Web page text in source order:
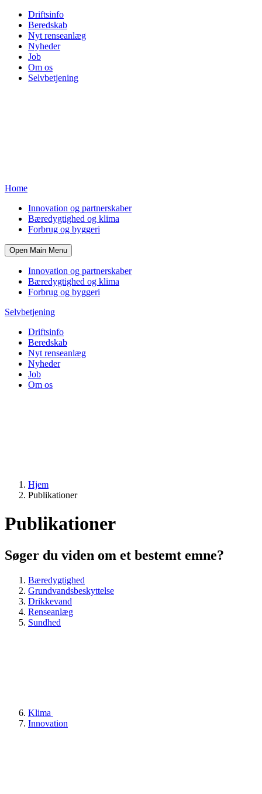
Driftsinfo
Beredskab
Nyt renseanlæg
Nyheder
Job
Om os
Selvbetjening
Home
Innovation og partnerskaber
Bæredygtighed og klima
Forbrug og byggeri
Open Main Menu
Innovation og partnerskaber
Bæredygtighed og klima
Forbrug og byggeri
Selvbetjening
Driftsinfo
Beredskab
Nyt renseanlæg
Nyheder
Job
Om os
Hjem
Publikationer
Publikationer
Søger du viden om et bestemt emne?
Bæredygtighed
Grundvandsbeskyttelse
Drikkevand
Renseanlæg
Sundhed
Klima
Innovation